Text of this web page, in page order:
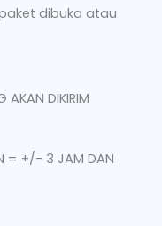
dibuka atau
AKAN DIKIRIM
= +/- 3 JAM DAN